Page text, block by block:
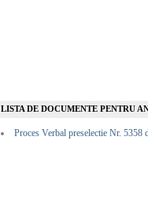
LISTA DE DOCUMENTE PENTRU
Proces Verbal preselectie Nr. 5358